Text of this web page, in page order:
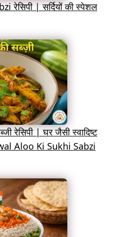
रेसिपी | सर्दियों की स्पेशल
रेसिपी | घर जैसी स्वादिष्ट
Aloo Ki Sukhi Sabzi